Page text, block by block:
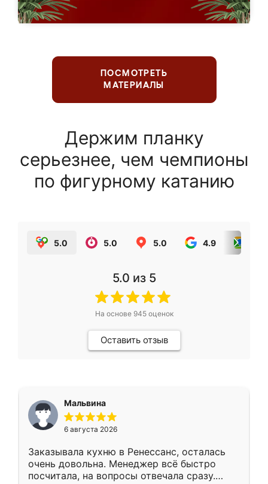
ПОСМОТРЕТЬ
МАТЕРИАЛЫ
Держим планку
серьезнее, чем чемпионы
по фигурному катанию
5.0 5.0 5.0 4.9
5.0 из 5
На основе 945оценок
Оставить отзыв
Мальвина
6 августа 2026
Заказывала кухню в Ренессанс, осталась
очень довольна. Менеджер всё быстро
посчитала, на вопросы отвечала сразу.